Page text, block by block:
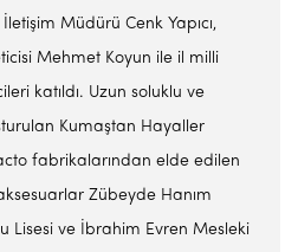
Müdürü Cenk Yapıcı,
Mehmet Koyun ile il milli
katıldı. Uzun soluklu ve
Kumaştan Hayaller
fabrikalarından elde edilen
Zübeyde Hanım
Lisesi ve İbrahim Evren Mesleki